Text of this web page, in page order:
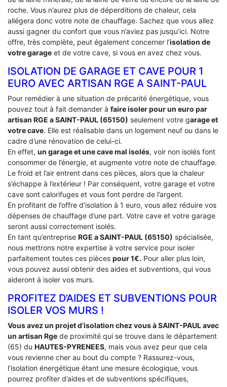
roche. Vous n’aurez plus de déperditions de chaleur, cela
allégera donc votre note de chauffage. Sachez que vous allez
aussi gagner du confort que vous n’aviez pas jusqu’ici. Notre
offre, très complète, peut également concerner l’isolation de
votre garage et de votre cave, si vous en avez chez vous.
ISOLATION DE GARAGE ET CAVE POUR 1
EURO AVEC ARTISAN RGE A SAINT-PAUL
Pour remédier à une situation de précarité énergétique, vous
pouvez tout à fait demander à faire isoler pour un euro par
artisan RGE a SAINT-PAUL (65150) seulement votre garage et
votre cave. Elle est réalisable dans un logement neuf ou dans le
cadre d’une rénovation de celui-ci.
En effet, un garage et une cave mal isolés, voir non isolés font
consommer de l’énergie, et augmente votre note de chauffage.
Le froid et l’air entrent dans ces pièces, alors que la chaleur
s’échappe à l’extérieur ! Par conséquent, votre garage et votre
cave sont calorifuges et vous font perdre de l’argent.
En profitant de l’offre d’isolation à 1 euro, vous allez réduire vos
dépenses de chauffage d’une part. Votre cave et votre garage
seront aussi correctement isolés.
En tant qu’entreprise RGE a SAINT-PAUL (65150) spécialisée,
nous mettrons notre expertise à votre service pour isoler
parfaitement toutes ces pièces pour 1€. Pour aller plus loin,
vous pouvez aussi obtenir des aides et subventions, qui vous
aideront à isoler vos murs.
PROFITEZ D’AIDES ET SUBVENTIONS POUR
ISOLER VOS MURS !
Vous avez un projet d’isolation chez vous à SAINT-PAUL avec
un artisan Rge de proximité qui se trouve dans le département
(65) du HAUTES-PYRENEES, mais vous avez peur que cela
vous revienne cher au bout du compte ? Rassurez-vous,
l’isolation énergétique étant une mesure écologique, vous
pourrez profiter d’aides et de subventions spécifiques,